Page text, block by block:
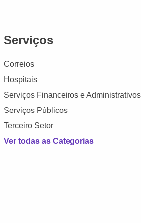
Serviços
Correios
Hospitais
Serviços Financeiros e Administrativos
Serviços Públicos
Terceiro Setor
Ver todas as Categorias